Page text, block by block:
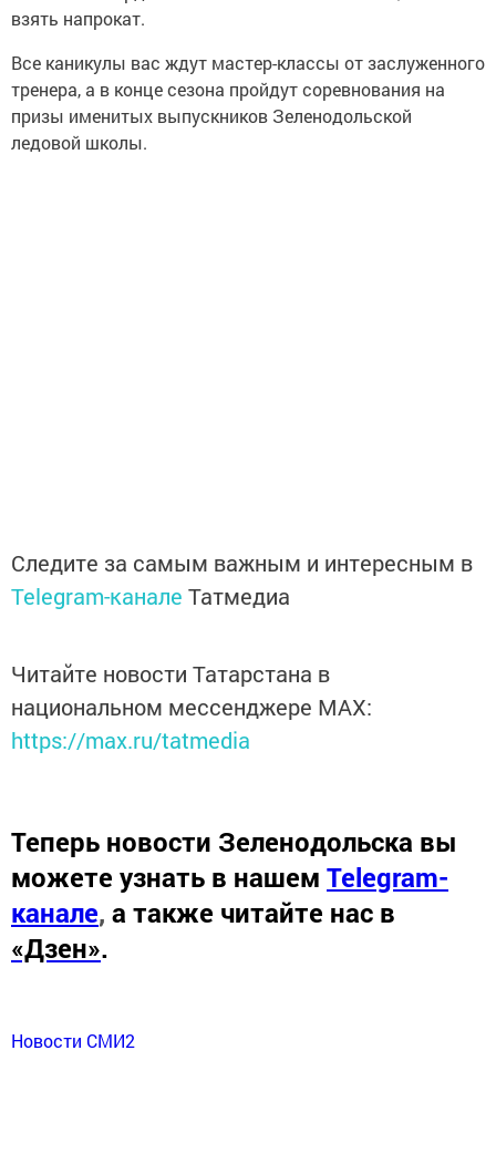
взять напрокат.
Все каникулы вас ждут мастер-классы от заслуженного
тренера, а в конце сезона пройдут соревнования на
призы именитых выпускников Зеленодольской
ледовой школы.
Следите за самым важным и интересным в
Telegram-канале Татмедиа
Читайте новости Татарстана в
национальном мессенджере MАХ:
https://max.ru/tatmedia
Теперь новости Зеленодольска вы
можете узнать в нашем Telegram-
канале, а также читайте нас в
«Дзен».
Новости СМИ2